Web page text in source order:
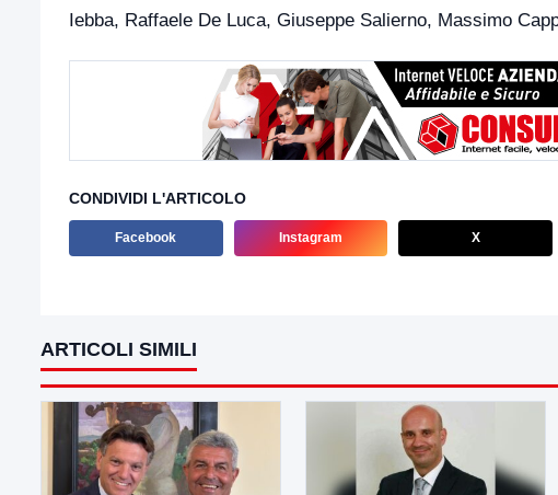
Iebba, Raffaele De Luca, Giuseppe Salierno, Massimo
CONDIVIDI L'ARTICOLO
Facebook Instagram X
ARTICOLI SIMILI